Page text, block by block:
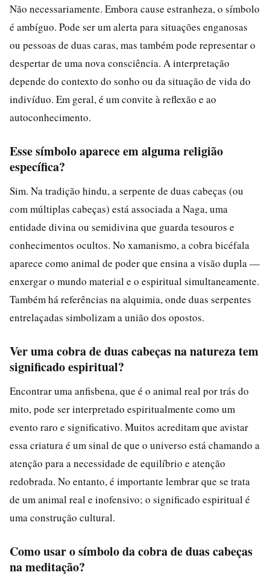
Não necessariamente. Embora cause estranheza, o símbolo
é ambíguo. Pode ser um alerta para situações enganosas
ou pessoas de duas caras, mas também pode representar o
despertar de uma nova consciência. A interpretação
depende do contexto do sonho ou da situação de vida do
indivíduo. Em geral, é um convite à reflexão e ao
autoconhecimento.
Esse símbolo aparece em alguma religião
específica?
Sim. Na tradição hindu, a serpente de duas cabeças (ou
com múltiplas cabeças) está associada a Naga, uma
entidade divina ou semidivina que guarda tesouros e
conhecimentos ocultos. No xamanismo, a cobra bicéfala
aparece como animal de poder que ensina a visão dupla —
enxergar o mundo material e o espiritual simultaneamente.
Também há referências na alquimia, onde duas serpentes
entrelaçadas simbolizam a união dos opostos.
Ver uma cobra de duas cabeças na natureza tem
significado espiritual?
Encontrar uma anfisbena, que é o animal real por trás do
mito, pode ser interpretado espiritualmente como um
evento raro e significativo. Muitos acreditam que avistar
essa criatura é um sinal de que o universo está chamando a
atenção para a necessidade de equilíbrio e atenção
redobrada. No entanto, é importante lembrar que se trata
de um animal real e inofensivo; o significado espiritual é
uma construção cultural.
Como usar o símbolo da cobra de duas cabeças
na meditação?